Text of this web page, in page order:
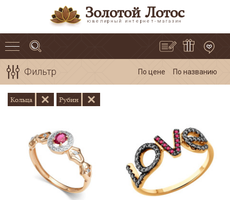
Золотой Лотос
ювелирный интернет-магазин
Фильтр По цене По названию
Кольца Рубин